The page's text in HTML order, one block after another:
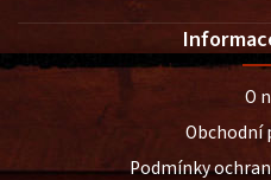
O
Obchodní
Podmínky